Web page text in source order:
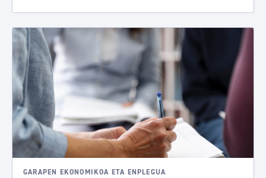
GARAPEN EKONOMIKOA ETA ENPLEGUA